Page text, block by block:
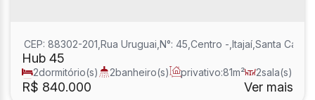
Hub 45
R$ 840.000
CEP: 88302-201 Rua Uruguai N°: 45 Centro Itajaí Santa
2dormitório(s) 2banheiro(s) privativo:81m² 2sala(s)
1suíte(s) Ver mais